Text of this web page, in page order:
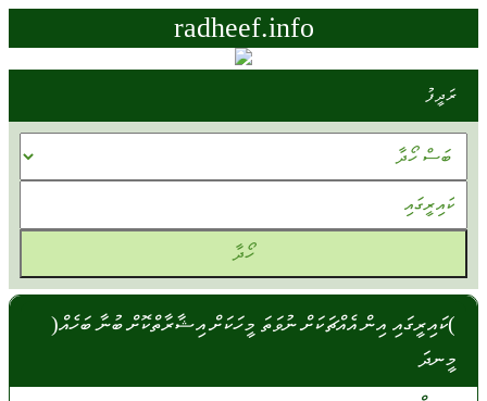
radheef.info
ރަދީފު
)ކައިރީގައި އިން އެއްޗަކަށް ނުވަތަ މީހަކަށް އިޝާރާތްކޮށް ބުނާ ބަހެއް(
މީނދަ